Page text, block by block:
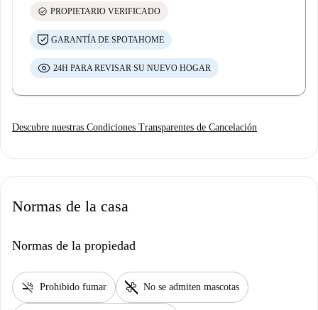
check_circle PROPIETARIO VERIFICADO
GARANTÍA DE SPOTAHOME
24H PARA REVISAR SU NUEVO HOGAR
Descubre nuestras Condiciones Transparentes de Cancelación
Normas de la casa
Normas de la propiedad
smoke_free Prohibido fumar pet_supplies No se admiten mascotas